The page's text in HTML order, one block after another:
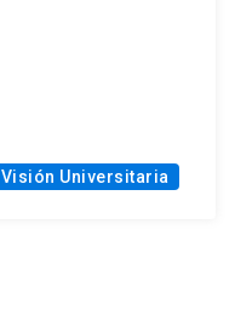
Visión Universitaria